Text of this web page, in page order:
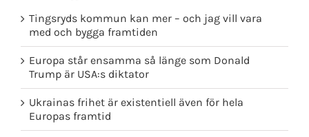
Tingsryds kommun kan mer – och jag vill vara
med och bygga framtiden
Europa står ensamma så länge som Donald
Trump är USA:s diktator
Ukrainas frihet är existentiell även för hela
Europas framtid